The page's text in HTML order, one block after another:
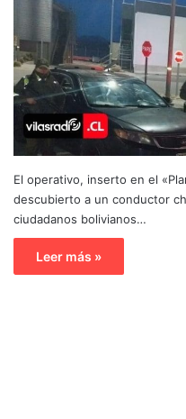
El operativo, inserto en el
descubierto a un conductor
ciudadanos bolivianos…
Leer más »